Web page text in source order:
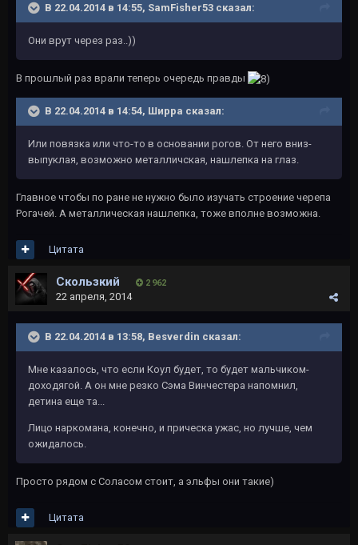
В 22.04.2014 в 14:55, SamFisher53 сказал:
Они врут через раз..))
В прошлый раз врали теперь очередь правды
В 22.04.2014 в 14:54, Ширра сказал:
Или повязка или что-то в основании рогов. От него вниз-
выпуклая, возможно металличская, нашлепка на глаз.
Главное чтобы по ране не нужно было изучать строение черепа
Рогачей. А металлическая нашлепка, тоже вполне возможна.
Цитата
Скользкий 2 962
22 апреля, 2014
В 22.04.2014 в 13:58, Besverdin сказал:
Мне казалось, что если Коул будет, то будет мальчиком-
доходягой. А он мне резко Сэма Винчестера напомнил,
детина еще та...
Лицо наркомана, конечно, и прическа ужас, но лучше, чем
ожидалось.
Просто рядом с Соласом стоит, а эльфы они такие)
Цитата